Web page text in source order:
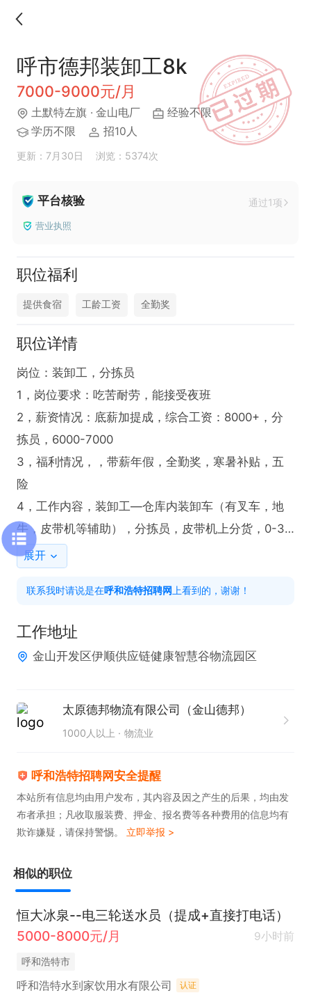
呼市德邦装卸工8k
7000-9000元/月
土默特左旗 · 金山电厂
经验不限
学历不限
招10人
更新：7月30日 浏览：5374次
平台核验 通过1项
营业执照
职位福利
提供食宿 工龄工资 全勤奖
职位详情
岗位：装卸工，分拣员
1，岗位要求：吃苦耐劳，能接受夜班
2，薪资情况：底薪加提成，综合工资：8000+，分
拣员，6000-7000
3，福利情况，，带薪年假，全勤奖，寒暑补贴，五
险
4，工作内容，装卸工—仓库内装卸车（有叉车，地
牛，皮带机等辅助），分拣员，皮带机上分货，0-30
公斤快递货
展开
联系我时请说是在呼和浩特招聘网 上看到的，谢谢！
工作地址
金山开发区伊顺供应链健康智慧谷物流园区
太原德邦物流有限公司（金山德邦）
1000人以上 物流业
呼和浩特招聘网安全提醒
本站所有信息均由用户发布，其内容及因之产生的后果，均由发
布者承担；凡收取服装费、押金、报名费等各种费用的信息均有
欺诈嫌疑，请保持警惕。 立即举报 >
相似的职位
恒大冰泉--电三轮送水员（提成+直接打电话）
5000-8000元/月
9小时前
呼和浩特市
呼和浩特水到家饮用水有限公司 认证